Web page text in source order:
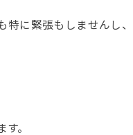
に緊張もしませんし、
。